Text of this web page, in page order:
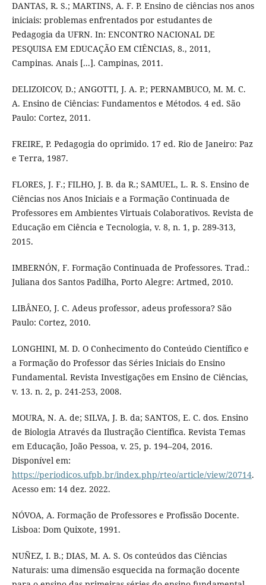
DANTAS, R. S.; MARTINS, A. F. P. Ensino de ciências nos anos
iniciais: problemas enfrentados por estudantes de
Pedagogia da UFRN. In: ENCONTRO NACIONAL DE
PESQUISA EM EDUCAÇÃO EM CIÊNCIAS, 8., 2011,
Campinas. Anais [...]. Campinas, 2011.
DELIZOICOV, D.; ANGOTTI, J. A. P.; PERNAMBUCO, M. M. C.
A. Ensino de Ciências: Fundamentos e Métodos. 4 ed. São
Paulo: Cortez, 2011.
FREIRE, P. Pedagogia do oprimido. 17 ed. Rio de Janeiro: Paz
e Terra, 1987.
FLORES, J. F.; FILHO, J. B. da R.; SAMUEL, L. R. S. Ensino de
Ciências nos Anos Iniciais e a Formação Continuada de
Professores em Ambientes Virtuais Colaborativos. Revista de
Educação em Ciência e Tecnologia, v. 8, n. 1, p. 289-313,
2015.
IMBERNÓN, F. Formação Continuada de Professores. Trad.:
Juliana dos Santos Padilha, Porto Alegre: Artmed, 2010.
LIBÂNEO, J. C. Adeus professor, adeus professora? São
Paulo: Cortez, 2010.
LONGHINI, M. D. O Conhecimento do Conteúdo Científico e
a Formação do Professor das Séries Iniciais do Ensino
Fundamental. Revista Investigações em Ensino de Ciências,
v. 13. n. 2, p. 241-253, 2008.
MOURA, N. A. de; SILVA, J. B. da; SANTOS, E. C. dos. Ensino
de Biologia Através da Ilustração Científica. Revista Temas
em Educação, João Pessoa, v. 25, p. 194–204, 2016.
Disponível em:
https://periodicos.ufpb.br/index.php/rteo/article/view/20714.
Acesso em: 14 dez. 2022.
NÓVOA, A. Formação de Professores e Profissão Docente.
Lisboa: Dom Quixote, 1991.
NUÑEZ, I. B.; DIAS, M. A. S. Os conteúdos das Ciências
Naturais: uma dimensão esquecida na formação docente